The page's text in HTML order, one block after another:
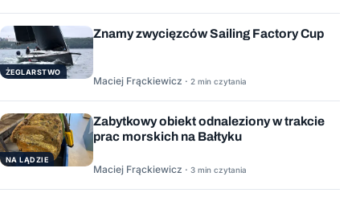
ŻEGLARSTWO
Znamy zwycięzców Sailing Factory Cup
Maciej Frąckiewicz · 2 min czytania
NA LĄDZIE
Zabytkowy obiekt odnaleziony w trakcie
prac morskich na Bałtyku
Maciej Frąckiewicz · 3 min czytania